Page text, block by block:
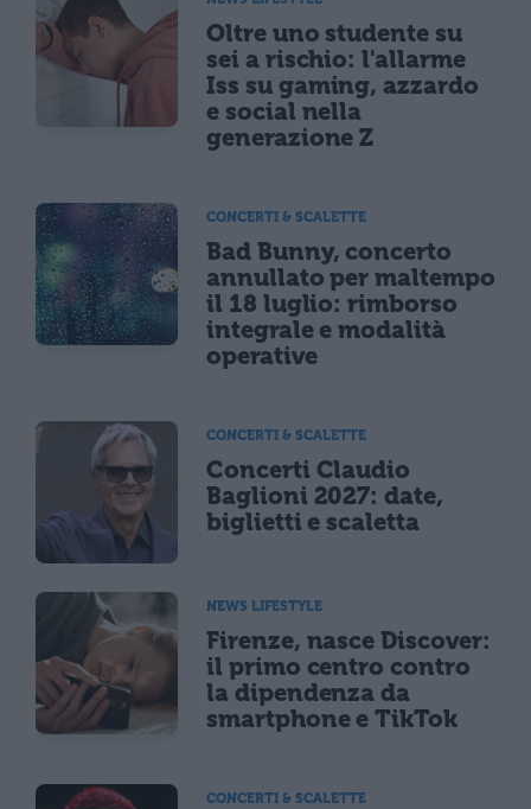
Oltre uno studente su
sei a rischio: l'allarme
Iss su gaming, azzardo
e social nella
generazione Z
CONCERTI & SCALETTE
Bad Bunny, concerto
annullato per maltempo
il 18 luglio: rimborso
integrale e modalità
operative
CONCERTI & SCALETTE
Concerti Claudio
Baglioni 2027: date,
biglietti e scaletta
NEWS LIFESTYLE
Firenze, nasce Discover:
il primo centro contro
la dipendenza da
smartphone e TikTok
CONCERTI & SCALETTE